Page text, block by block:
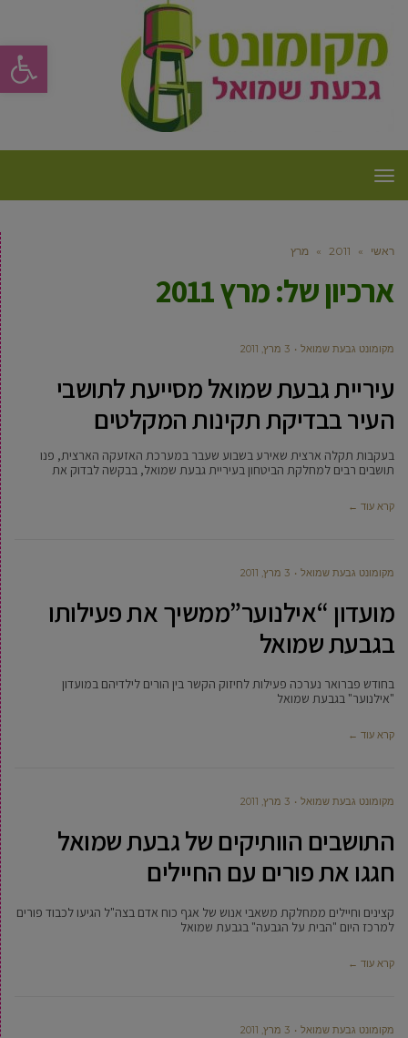
פתח
תפריט
ראשי »
2011
» מרץ
ארכיון של:מרץ 2011
מקומונט גבעת שמואל 3 מרץ, 2011
עיריית גבעת שמואל מסייעת לתושבי
העיר בבדיקת תקינות המקלטים
בעקבות תקלה ארצית שאירע בשבוע שעבר במערכת האזעקה הארצית, פנו
תושבים רבים למחלקת הביטחון בעיריית גבעת שמואל, בבקשה לבדוק את
קרא עוד ←
מקומונט גבעת שמואל 3 מרץ, 2011
מועדון “אילנוער”ממשיך את פעילותו
בגבעת שמואל
בחודש פברואר נערכה פעילות לחיזוק הקשר בין הורים לילדיהם במועדון
"אילנוער" בגבעת שמואל
קרא עוד ←
מקומונט גבעת שמואל 3 מרץ, 2011
התושבים הוותיקים של גבעת שמואל
חגגו את פורים עם החיילים
קצינים וחיילים ממחלקת משאבי אנוש של אגף כוח אדם בצה"ל הגיעו לכבוד פורים
למרכז היום "הבית על הגבעה" בגבעת שמואל
קרא עוד ←
מקומונט גבעת שמואל 3 מרץ, 2011